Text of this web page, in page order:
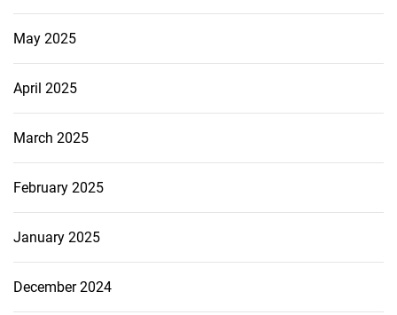
May 2025
April 2025
March 2025
February 2025
January 2025
December 2024